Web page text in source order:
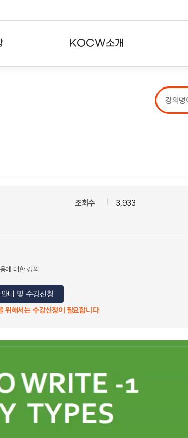
KOCW소개
조회수 3,933
에 대한 강의
내 및 수강신청
위해서는 수강신청이 필요합니다